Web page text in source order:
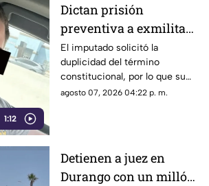
1:12
Dictan prisión
preventiva a exmilitar
estadounidense por
asesinato de tres
personas en Coahuila
El imputado solicitó la
duplicidad del término
constitucional, por lo que su
situación jurídica se definirá
agosto 07, 2026 04:22 p. m.
Detienen a juez en
Durango con un millón